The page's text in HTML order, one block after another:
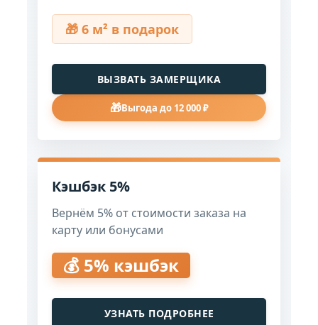
🎁 6 м² в подарок
ВЫЗВАТЬ ЗАМЕРЩИКА
🎁Выгода до 12 000 ₽
Кэшбэк 5%
Вернём 5% от стоимости заказа на
карту или бонусами
💰 5% кэшбэк
УЗНАТЬ ПОДРОБНЕЕ